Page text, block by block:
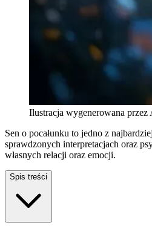
Ilustracja wygenerowana przez
Sen o pocałunku to jedno z
sprawdzonych interpretacjach oraz
własnych relacji oraz emocji.
Spis treści